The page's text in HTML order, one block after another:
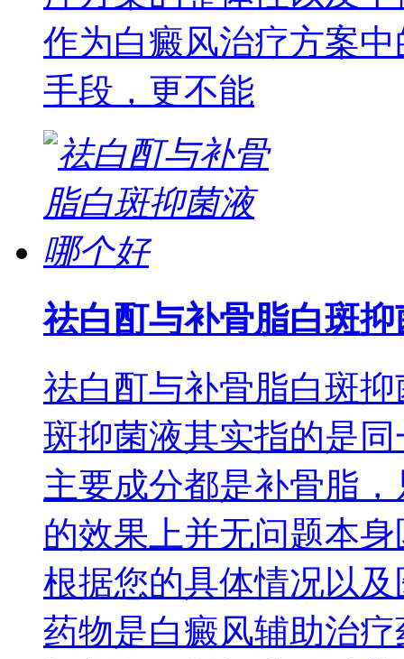
作为白癜风治疗方案
手段，更不能
祛白酊与补骨脂白斑
祛白酊与补骨脂白斑
斑抑菌液其实指的是
主要成分都是补骨脂
的效果上并无问题本
根据您的具体情况以
药物是白癜风辅助治